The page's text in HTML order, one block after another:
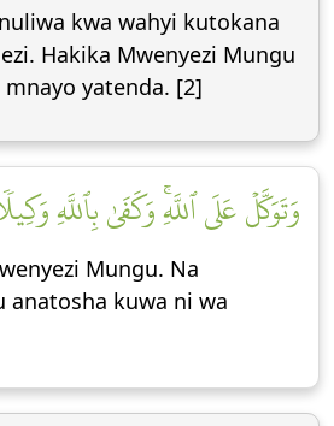
kwa wahyi kutokana
Hakika Mwenyezi Mungu
yatenda. [2]
وَتَوَكَّلۡ عَلَى ٱللَّهِۚ وَكَفَىٰ بِٱللَّهِ
Mungu. Na
anatosha kuwa ni wa